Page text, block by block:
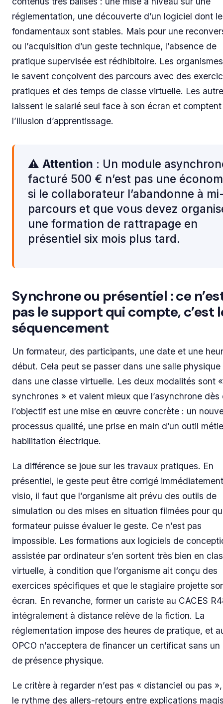
réglementation, une découverte d’un logiciel dont
fondamentaux sont stables. Mais pour une
ou l’acquisition d’un geste technique, l’absence de
pratique supervisée est rédhibitoire. Les
le savent conçoivent des parcours avec des
pratiques et des temps de classe virtuelle. Les
laissent le salarié seul face à son écran et
l’illusion d’apprentissage.
⚠️ Attention : Un module
facturé 500 € n’est pas une
si le collaborateur l’abandonne à
parcours et que vous devez
une formation de rattrapage en
présentiel six mois plus tard.
Synchrone ou présentiel : ce
pas le support qui compte, c’est
séquencement
Un formateur, des participants, une date et une
début. Cela peut se passer dans une salle physique
dans une classe virtuelle. Les deux modalités sont «
synchrones » et valent mieux que l’asynchrone dès
l’objectif est une mise en œuvre concrète : un
processus qualité, une prise en main d’un outil
habilitation électrique.
La différence se joue sur les travaux pratiques. En
présentiel, le geste peut être corrigé
visio, il faut que l’organisme ait prévu des outils de
simulation ou des mises en situation filmées pour
formateur puisse évaluer le geste. Ce n’est pas
impossible. Les formations aux logiciels de
assistée par ordinateur s’en sortent très bien en
virtuelle, à condition que l’organisme ait conçu des
exercices spécifiques et que le stagiaire projette
écran. En revanche, former un cariste au CACES
intégralement à distance relève de la fiction. La
réglementation impose des heures de pratique, et
OPCO n’acceptera de financer un certificat sans
de présence physique.
Le critère à regarder n’est pas « distanciel ou pas
le rythme des allers-retours entre explications